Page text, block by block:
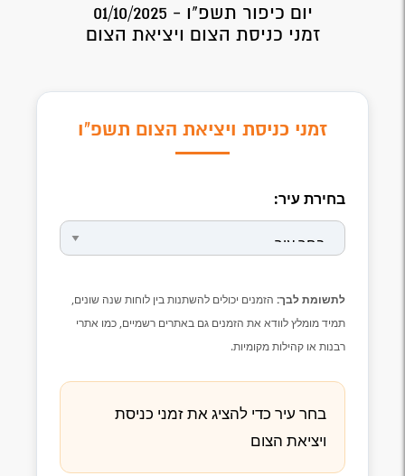
יום כיפור תשפ"ו - 01/10/2025
זמני כניסת הצום ויציאת הצום
זמני כניסת ויציאת הצום תשפ"ו
בחירת עיר:
לתשומת לבך: הזמנים יכולים להשתנות בין לוחות שנה שונים,
תמיד מומלץ לוודא את הזמנים גם באתרים רשמיים, כמו אתרי
רבנות או קהילות מקומיות.
בחר עיר כדי להציג את זמני כניסת
ויציאת הצום